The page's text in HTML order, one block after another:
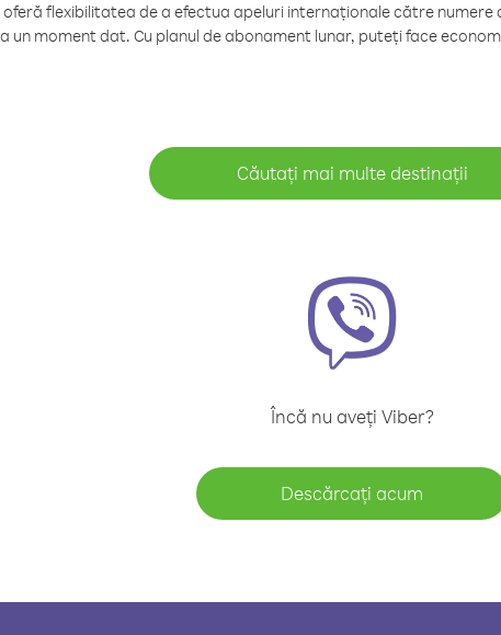
flexibilitatea de a efectua apeluri internaționale către numere
un moment dat. Cu planul de abonament lunar, puteți face
Căutați mai multe destinații
Încă nu aveți Viber?
Descărcați acum